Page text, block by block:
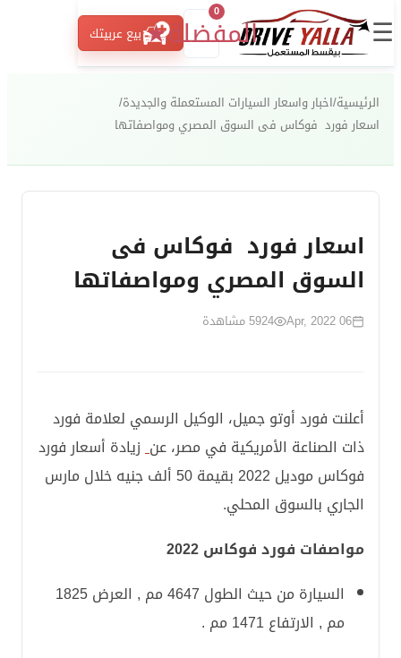
☰ المفضلة
0
★ بيع عربيتك
الرئيسية/اخبار واسعار السيارات المستعملة والجديدة/
اسعار فورد فوكاس فى السوق المصري ومواصفاتها
اسعار فورد فوكاس فى
السوق المصري ومواصفاتها
06 Apr, 2022
5924مشاهدة
أعلنت فورد أوتو جميل، الوكيل الرسمي لعلامة فورد
ذات الصناعة الأمريكية في مصر، عن زيادة أسعار فورد
فوكاس موديل 2022 بقيمة 50 ألف جنيه خلال مارس
الجاري بالسوق المحلي.
مواصفات فورد فوكاس 2022
السيارة من حيث الطول 4647 مم , العرض 1825
مم , الارتفاع 1471 مم .